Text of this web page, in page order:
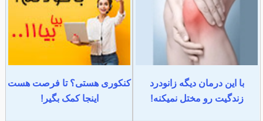
با این درمان دیگه زانودرد
زندگیت رو مختل نمیکنه!
کنکوری هستی؟ تا فرصت هست
اینجا کمک بگیر!